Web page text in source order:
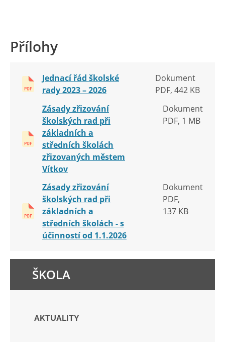
Přílohy
Jednací řád školské
rady 2023 – 2026
Dokument
PDF, 442 KB
Zásady zřizování
školských rad při
základních a
středních školách
zřizovaných městem
Vítkov
Dokument
PDF, 1 MB
Zásady zřizování
školských rad při
základních a
středních školách - s
účinností od 1.1.2026
Dokument
PDF,
137 KB
ŠKOLA
AKTUALITY